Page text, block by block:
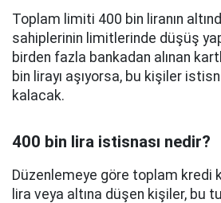
Toplam limiti 400 bin liranın
sahiplerinin limitlerinde düşüş
birden fazla bankadan alınan
bin lirayı aşıyorsa, bu kişiler
kalacak.
400 bin lira istisnası nedir?
Düzenlemeye göre toplam kredi
lira veya altına düşen kişiler, bu